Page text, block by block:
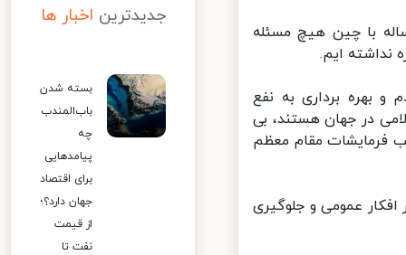
صحبت‌های سخنگوی دولت هم تاکید شد در قرارداد ۲۵ ساله با چین هیچ مسئله
نداشته ایم.
برداری به نفع
در جهان هستند، بی
فرمایشات مقام معظم
عمومی و جلوگیری
جدیدترین اخبار ها
بسته شدن
باب‌المندب
چه
پیامدهایی
برای اقتصاد
جهان دارد؟؛
از قیمت
نفت تا